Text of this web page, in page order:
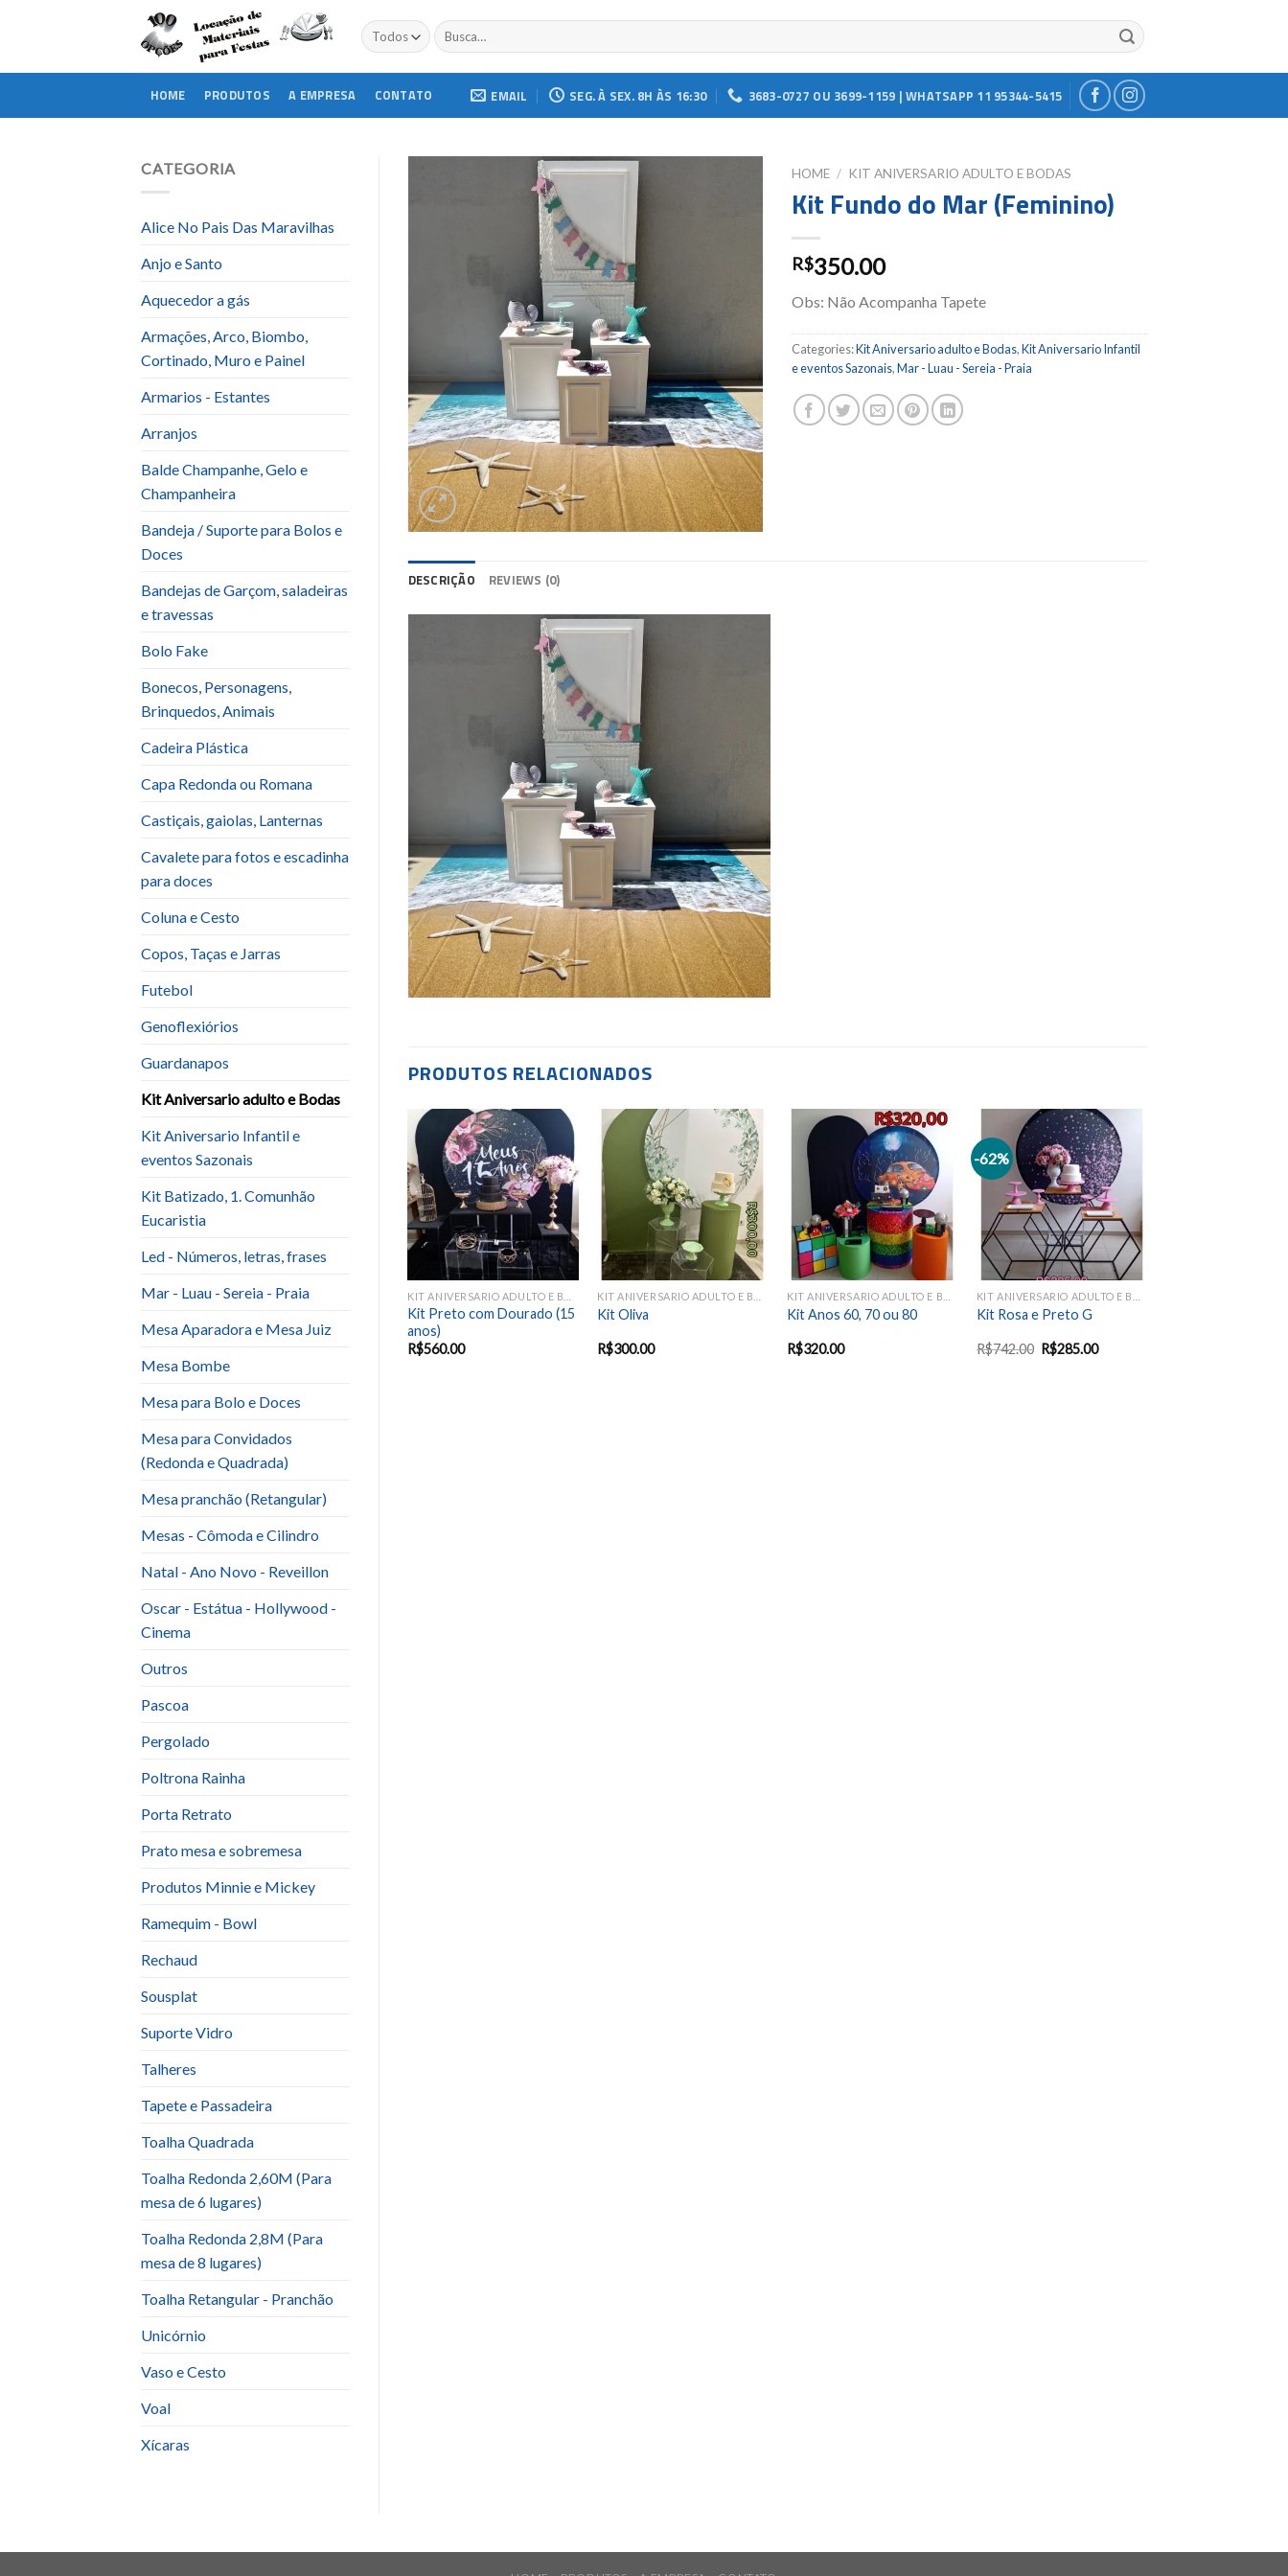
Buscar
por:
HOME PRODUTOS A EMPRESA CONTATO EMAIL SEG. À SEX. 8H ÀS 16:30 3683-0727 OU 3699-1159 | WHATSAPP 11 95344-5415
CATEGORIA
Alice No Pais Das Maravilhas
Anjo e Santo
Aquecedor a gás
Armações, Arco, Biombo,
Cortinado, Muro e Painel
Armarios - Estantes
Arranjos
Balde Champanhe, Gelo e
Champanheira
Bandeja / Suporte para Bolos e
Doces
Bandejas de Garçom, saladeiras
e travessas
Bolo Fake
Bonecos, Personagens,
Brinquedos, Animais
Cadeira Plástica
Capa Redonda ou Romana
Castiçais, gaiolas, Lanternas
Cavalete para fotos e escadinha
para doces
Coluna e Cesto
Copos, Taças e Jarras
Futebol
Genoflexiórios
Guardanapos
Kit Aniversario adulto e Bodas
Kit Aniversario Infantil e
eventos Sazonais
Kit Batizado, 1. Comunhão
Eucaristia
Led - Números, letras, frases
Mar - Luau - Sereia - Praia
Mesa Aparadora e Mesa Juiz
Mesa Bombe
Mesa para Bolo e Doces
Mesa para Convidados
(Redonda e Quadrada)
Mesa pranchão (Retangular)
Mesas - Cômoda e Cilindro
Natal - Ano Novo - Reveillon
Oscar - Estátua - Hollywood -
Cinema
Outros
Pascoa
Pergolado
Poltrona Rainha
Porta Retrato
Prato mesa e sobremesa
Produtos Minnie e Mickey
Ramequim - Bowl
Rechaud
Sousplat
Suporte Vidro
Talheres
Tapete e Passadeira
Toalha Quadrada
Toalha Redonda 2,60M (Para
mesa de 6 lugares)
Toalha Redonda 2,8M (Para
mesa de 8 lugares)
Toalha Retangular - Pranchão
Unicórnio
Vaso e Cesto
Voal
Xícaras
HOME / KIT ANIVERSARIO ADULTO E BODAS
Kit Fundo do Mar (Feminino)
R$350.00
Obs: Não Acompanha Tapete
Categories:Kit Aniversario adulto e Bodas,Kit Aniversario Infantil
e eventos Sazonais,Mar - Luau - Sereia - Praia
DESCRIÇÃO REVIEWS (0)
PRODUTOS RELACIONADOS
Add to
wishlist
Kit Preto com Dourado (15
anos)
R$560.00
Add to
wishlist
Kit Oliva
R$300.00
Add to
wishlist
Kit Anos 60, 70 ou 80
R$320.00
-62%
Add to
wishlist
Kit Rosa e Preto G
R$742.00 R$285.00
Add to
KIT ANIVERSARIO ADULTO E BODAS
JULINA)